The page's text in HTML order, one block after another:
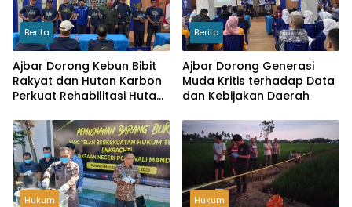
Berita
Ajbar Dorong Kebun Bibit
Rakyat dan Hutan Karbon
Perkuat Rehabilitasi Hutan
Berita
Ajbar Dorong Generasi
Muda Kritis terhadap Data
dan Kebijakan Daerah
Hukum Hukum